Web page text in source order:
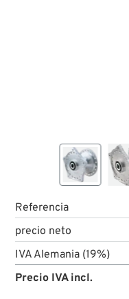
Referencia
precio neto
IVA Alemania (19%)
Precio IVA incl.